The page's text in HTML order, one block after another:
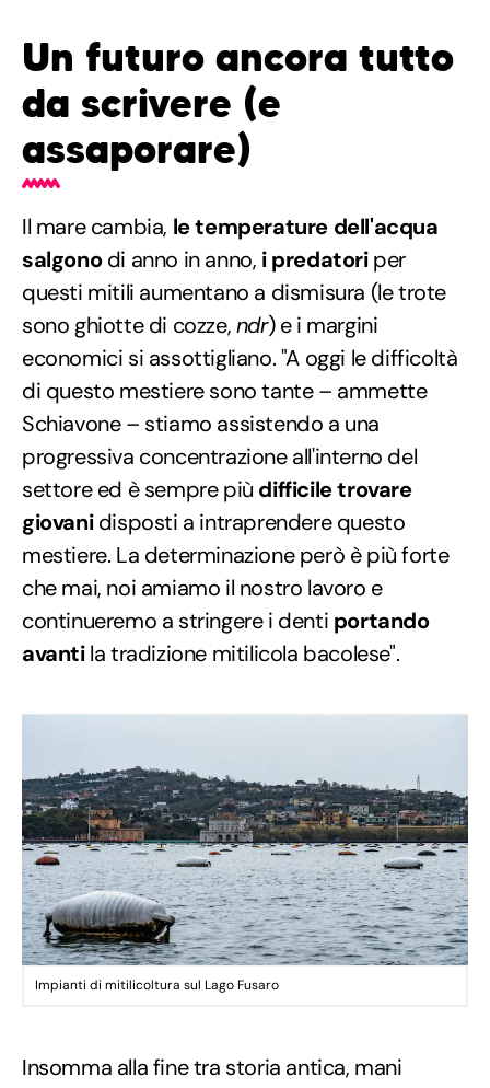
Un futuro ancora tutto
da scrivere (e
assaporare)
Il mare cambia, le temperature dell'acqua
salgonodi anno in anno, i predatoriper
questi mitili aumentano a dismisura (le trote
sono ghiotte di cozze,ndr) e i margini
economici si assottigliano. "A oggi le difficoltà
di questo mestiere sono tante – ammette
Schiavone – stiamo assistendo a una
progressiva concentrazione all'interno del
settore ed è sempre più difficile trovare
giovanidisposti a intraprendere questo
mestiere. La determinazione però è più forte
che mai, noi amiamo il nostro lavoro e
continueremo a stringere i denti portando
avantila tradizione mitilicola bacolese".
Impianti di mitilicoltura sul Lago Fusaro
Insomma alla fine tra storia antica, mani